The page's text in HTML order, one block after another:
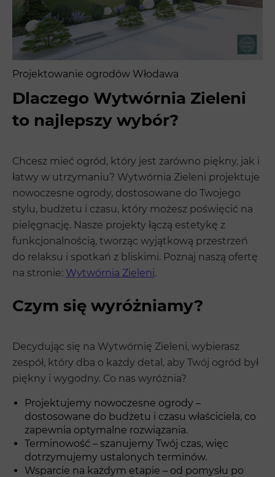
Projektowanie ogrodów Włodawa
Dlaczego Wytwórnia Zieleni
to najlepszy wybór?
Chcesz mieć ogród, który jest zarówno piękny, jak i
łatwy w utrzymaniu? Wytwórnia Zieleni projektuje
nowoczesne ogrody, dostosowane do Twojego
stylu, budżetu i czasu, który możesz poświęcić na
pielęgnację. Nasze projekty łączą estetykę z
funkcjonalnością, tworząc wyjątkową przestrzeń
do relaksu i spotkań z bliskimi. Poznaj naszą ofertę
na stronie: Wytwórnia Zieleni.
Czym się wyróżniamy?
Decydując się na Wytwórnię Zieleni, wybierasz
zespół, który dba o każdy detal, aby Twój ogród był
piękny i wygodny. Co nas wyróżnia?
Projektujemy nowoczesne ogrody –
dostosowane do budżetu i czasu właściciela, co
zapewnia optymalne rozwiązania.
Terminowość – szanujemy Twój czas, więc
dotrzymujemy ustalonych terminów.
Wsparcie na każdym etapie – od pomysłu po